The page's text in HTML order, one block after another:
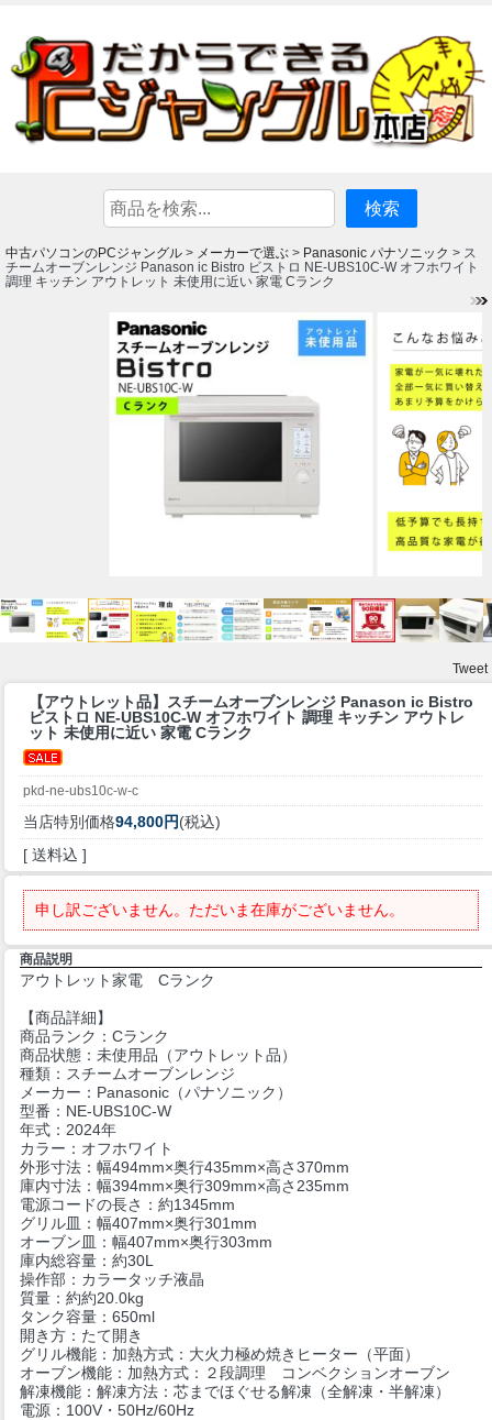
中古パソコンのPCジャングル > メーカーで選ぶ > Panasonic パナソニック > ス
チームオーブンレンジ Panason ic Bistro ビストロ NE-UBS10C-W オフホワイト
調理 キッチン アウトレット 未使用に近い 家電 Cランク
Tweet
【アウトレット品】 スチームオーブンレンジ Panason ic Bistro
ビストロ NE-UBS10C-W オフホワイト 調理 キッチン アウトレ
ット 未使用に近い 家電 Cランク
pkd-ne-ubs10c-w-c
当店特別価格94,800円(税込)
[ 送料込 ]
申し訳ございません。ただいま在庫がございません。
商品説明
アウトレット家電 Cランク
【商品詳細】
商品ランク：Cランク
商品状態：未使用品（アウトレット品）
種類：スチームオーブンレンジ
メーカー：Panasonic（パナソニック）
型番：NE-UBS10C-W
年式：2024年
カラー：オフホワイト
外形寸法：幅494mm×奥行435mm×高さ370mm
庫内寸法：幅394mm×奥行309mm×高さ235mm
電源コードの長さ：約1345mm
グリル皿：幅407mm×奥行301mm
オーブン皿：幅407mm×奥行303mm
庫内総容量：約30L
操作部：カラータッチ液晶
質量：約約20.0kg
タンク容量：650ml
開き方：たて開き
グリル機能：加熱方式：大火力極め焼きヒーター（平面）
オーブン機能：加熱方式：２段調理 コンベクションオーブン
解凍機能：解凍方法：芯までほぐせる解凍（全解凍・半解凍）
電源：100V・50Hz/60Hz